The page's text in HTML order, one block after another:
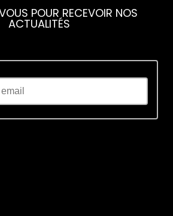
POUR RECEVOIR NOS
ACTUALITÉS